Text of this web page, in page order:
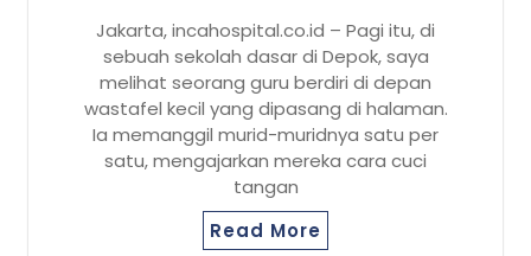
Jakarta, incahospital.co.id – Pagi itu, di
sebuah sekolah dasar di Depok, saya
melihat seorang guru berdiri di depan
wastafel kecil yang dipasang di halaman.
Ia memanggil murid-muridnya satu per
satu, mengajarkan mereka cara cuci
tangan
Read More